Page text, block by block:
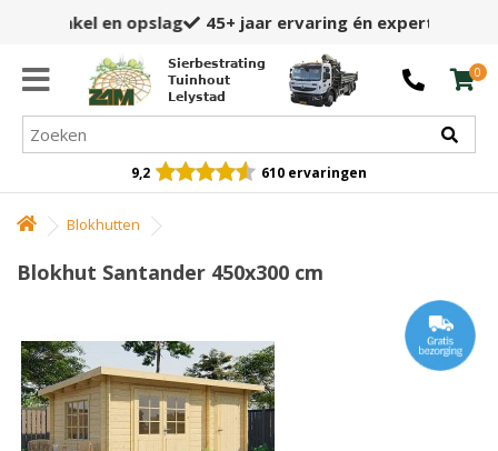
45+ jaar ervaring én expertise
Sierbestrating
Tuinhout
Lelystad
0
9,2 610 ervaringen
Blokhutten
Blokhut Santander 450x300 cm